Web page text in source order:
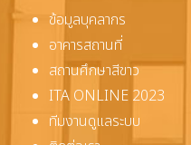
ข้อมูลบุคลากร
อาคารสถานที่
สถานศึกษาสีขาว
ITA ONLINE 2023
ทีมงานดูแลระบบ